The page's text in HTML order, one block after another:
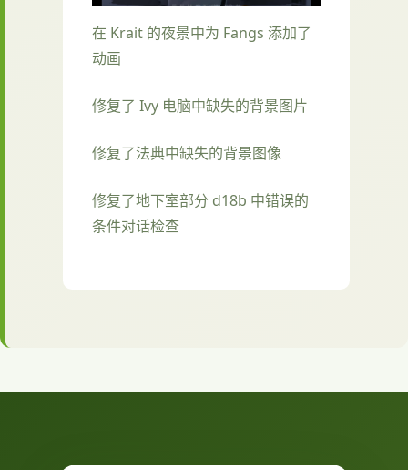
在 Krait 的夜景中为 Fangs 添加了
动画
修复了 Ivy 电脑中缺失的背景图片
修复了法典中缺失的背景图像
修复了地下室部分 d18b 中错误的
条件对话检查